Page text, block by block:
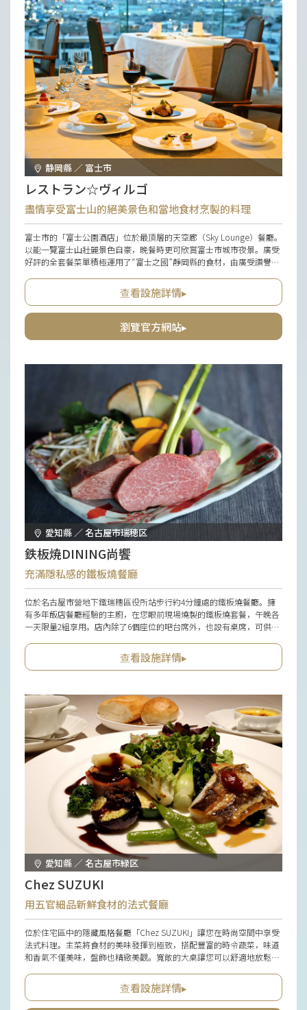
静岡縣 ／ 富士市
レストラン☆ヴィルゴ
盡情享受富士山的絕美景色和當地食材烹製的料理
富士市的「富士公園酒店」位於最頂層的天空廊（Sky Lounge）餐廳。
以能一覽富士山壯麗景色自豪，晚餐時更可欣賞富士市城市夜景。廣受
好評的全套餐菜單積極運用了“富士之國”靜岡縣的食材，由廣受讚譽的
水產業和飲食文化作出了貢獻。空間裡設有一架大鋼琴，彌漫著優雅高
貴的氛圍，氣氛十足，非常適合和重要的人一起共度生日或紀念日等重
要時刻。
查看設施詳情▸
瀏覽官方網站▸
愛知縣 ／ 名古屋市瑞穂区
鉄板焼DINING尚饗
充滿隱私感的鐵板燒餐廳
位於名古屋市營地下鐵瑞穗區役所站步行約4分鐘處的鐵板燒餐廳。擁
有多年飯店餐廳經驗的主廚，在您眼前現場燒製的鐵板燒套餐，午晚各
一天限量2組享用。店內除了6個座位的吧台席外，也設有桌席，可供獨
慮到嬰兒車與輪椅使用者，對攜家帶眷的客人而言是一大貼心安排。
查看設施詳情▸
愛知縣 ／ 名古屋市緑区
Chez SUZUKI
用五官細品新鮮食材的法式餐廳
位於住宅區中的隱藏風格餐廳「Chez SUZUKI」讓您在時尚空間中享受
法式料理。主菜將食材的美味發揮到極致，搭配豐富的時令蔬菜，味道
和香氣不僅美味，盤飾也精緻美觀。寬敞的大桌讓您可以舒適地放鬆，
和打造特別時光的晚餐，兩者都能得到細心的款待。值得一提的是，廚
師自家精選咖啡豆並手工烘焙，清爽的口感廣受好評。
查看設施詳情▸